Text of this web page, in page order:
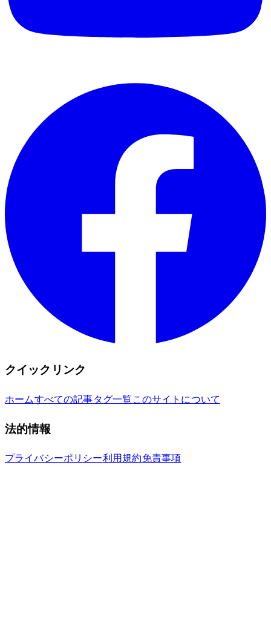
クイックリンク
ホームすべての記事タグ一覧 このサイトについて
法的情報
プライバシーポリシー利用規約免責事項